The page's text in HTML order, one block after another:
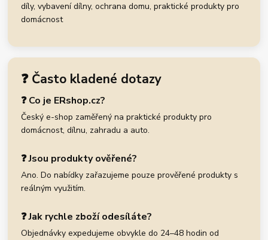
díly, vybavení dílny, ochrana domu, praktické produkty pro
domácnost
❓ Často kladené dotazy
❓ Co je ERshop.cz?
Český e-shop zaměřený na praktické produkty pro
domácnost, dílnu, zahradu a auto.
❓ Jsou produkty ověřené?
Ano. Do nabídky zařazujeme pouze prověřené produkty s
reálným využitím.
❓ Jak rychle zboží odesíláte?
Objednávky expedujeme obvykle do 24–48 hodin od